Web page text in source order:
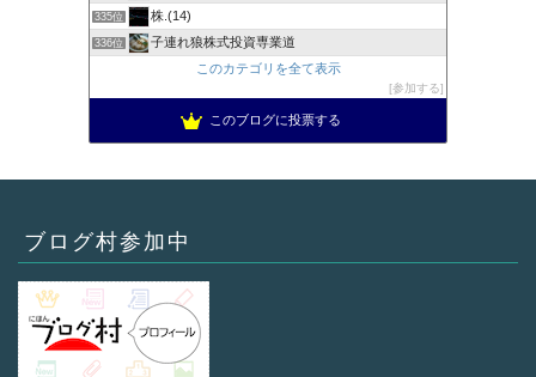
335位 株.(14)
336位
子連れ狼株式投資専業道
このカテゴリを全て表示
参加する
このブログに投票する
ブログ村参加中